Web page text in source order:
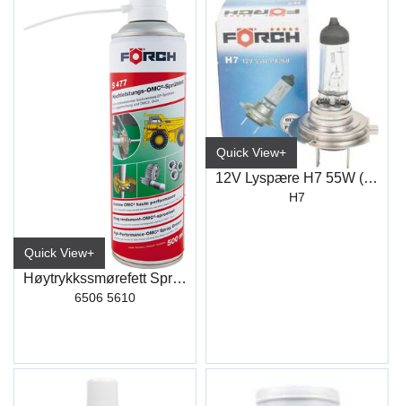
Quick View+
Høytrykkssmørefett Spray S477 500ml
6506 5610
Quick View+
12V Lyspære H7 55W (12972) Förch *****
H7